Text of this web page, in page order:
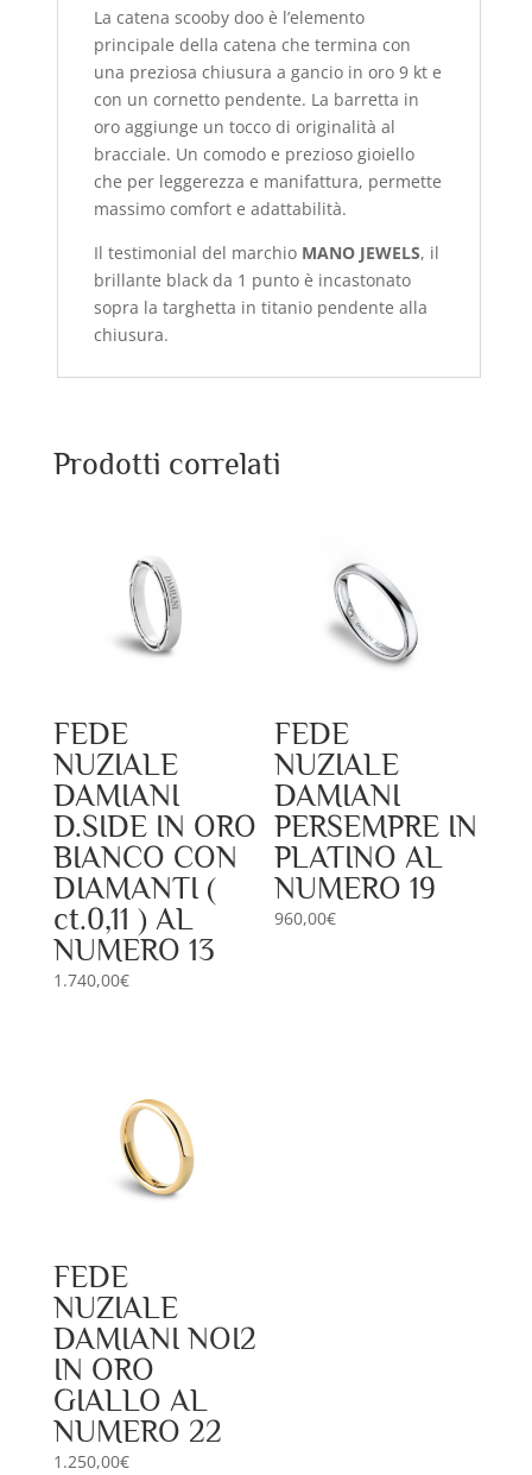
La catena scooby doo è l’elemento
principale della catena che termina con
una preziosa chiusura a gancio in oro 9 kt e
con un cornetto pendente. La barretta in
oro aggiunge un tocco di originalità al
bracciale. Un comodo e prezioso gioiello
che per leggerezza e manifattura, permette
massimo comfort e adattabilità.
Il testimonial del marchio MANO JEWELS, il
brillante black da 1 punto è incastonato
sopra la targhetta in titanio pendente alla
chiusura.
Prodotti correlati
FEDE
NUZIALE
DAMIANI
D.SIDE IN ORO
BIANCO CON
DIAMANTI (
ct.0,11 ) AL
NUMERO 13
1.740,00€
FEDE
NUZIALE
DAMIANI
PERSEMPRE IN
PLATINO AL
NUMERO 19
960,00€
FEDE
NUZIALE
DAMIANI NOI2
IN ORO
GIALLO AL
NUMERO 22
1.250,00€